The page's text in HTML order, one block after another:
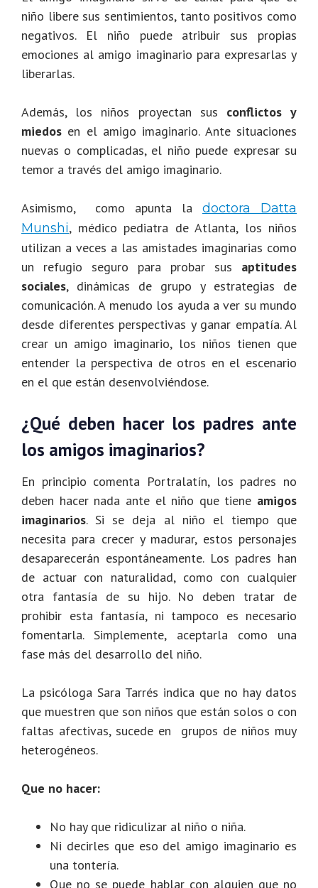
niño libere sus sentimientos, tanto positivos como
negativos. El niño puede atribuir sus propias
emociones al amigo imaginario para expresarlas y
liberarlas.
Además, los niños proyectan sus conflictos y
miedos en el amigo imaginario. Ante situaciones
nuevas o complicadas, el niño puede expresar su
temor a través del amigo imaginario.
Asimismo, como apunta la doctora Datta
Munshi, médico pediatra de Atlanta, los niños
utilizan a veces a las amistades imaginarias como
un refugio seguro para probar sus aptitudes
sociales, dinámicas de grupo y estrategias de
comunicación. A menudo los ayuda a ver su mundo
desde diferentes perspectivas y ganar empatía. Al
crear un amigo imaginario, los niños tienen que
entender la perspectiva de otros en el escenario
en el que están desenvolviéndose.
¿Qué deben hacer los padres ante
los amigos imaginarios?
En principio comenta Portralatín, los padres no
deben hacer nada ante el niño que tiene amigos
imaginarios. Si se deja al niño el tiempo que
necesita para crecer y madurar, estos personajes
desaparecerán espontáneamente. Los padres han
de actuar con naturalidad, como con cualquier
otra fantasía de su hijo. No deben tratar de
prohibir esta fantasía, ni tampoco es necesario
fomentarla. Simplemente, aceptarla como una
fase más del desarrollo del niño.
La psicóloga Sara Tarrés indica que no hay datos
que muestren que son niños que están solos o con
faltas afectivas, sucede en grupos de niños muy
heterogéneos.
Que no hacer:
No hay que ridiculizar al niño o niña.
Ni decirles que eso del amigo imaginario es
una tontería.
Que no se puede hablar con alguien que no